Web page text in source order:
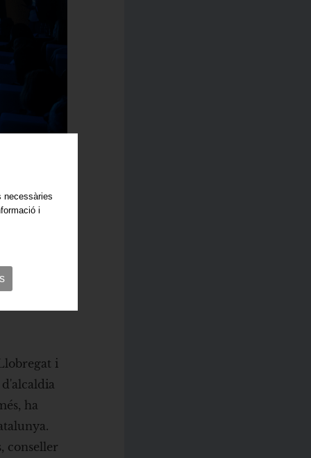
a la
i
ha
conseller
necessàries
i